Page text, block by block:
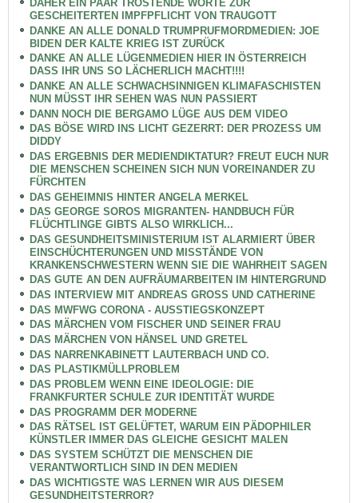
DAHER EIN PAAR TRÖSTENDE WORTE ZUR
GESCHEITERTEN IMPFPFLICHT VON TRAUGOTT
DANKE AN ALLE DONALD TRUMPRUFMORDMEDIEN: JOE
BIDEN DER KALTE KRIEG IST ZURÜCK
DANKE AN ALLE LÜGENMEDIEN HIER IN ÖSTERREICH
DASS IHR UNS SO LÄCHERLICH MACHT!!!!
DANKE AN ALLE SCHWACHSINNIGEN KLIMAFASCHISTEN
NUN MÜSST IHR SEHEN WAS NUN PASSIERT
DANN NOCH DIE BERGAMO LÜGE AUS DEM VIDEO
DAS BÖSE WIRD INS LICHT GEZERRT: DER PROZESS UM
DIDDY
DAS ERGEBNIS DER MEDIENDIKTATUR? FREUT EUCH NUR
DIE MENSCHEN SCHEINEN SICH NUN VOREINANDER ZU
FÜRCHTEN
DAS GEHEIMNIS HINTER ANGELA MERKEL
DAS GEORGE SOROS MIGRANTEN- HANDBUCH FÜR
FLÜCHTLINGE GIBTS ALSO WIRKLICH...
DAS GESUNDHEITSMINISTERIUM IST ALARMIERT ÜBER
EINSCHÜCHTERUNGEN UND MISSTÄNDE VON
KRANKENSCHWESTERN WENN SIE DIE WAHRHEIT SAGEN
DAS GUTE AN DEN AUFRÄUMARBEITEN IM HINTERGRUND
DAS INTERVIEW MIT ANDREAS GROSS UND CATHERINE
DAS MWFWG CORONA - AUSSTIEGSKONZEPT
DAS MÄRCHEN VOM FISCHER UND SEINER FRAU
DAS MÄRCHEN VON HÄNSEL UND GRETEL
DAS NARRENKABINETT LAUTERBACH UND CO.
DAS PLASTIKMÜLLPROBLEM
DAS PROBLEM WENN EINE IDEOLOGIE: DIE
FRANKFURTER SCHULE ZUR IDENTITÄT WURDE
DAS PROGRAMM DER MODERNE
DAS RÄTSEL IST GELÜFTET, WARUM EIN PÄDOPHILER
KÜNSTLER IMMER DAS GLEICHE GESICHT MALEN
DAS SYSTEM SCHÜTZT DIE MENSCHEN DIE
VERANTWORTLICH SIND IN DEN MEDIEN
DAS WICHTIGSTE WAS LERNEN WIR AUS DIESEM
GESUNDHEITSTERROR?